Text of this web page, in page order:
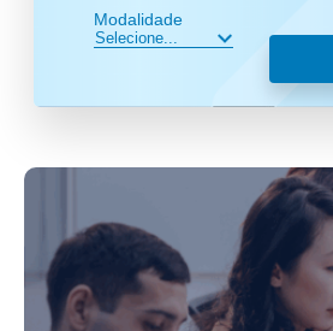
Modalidade